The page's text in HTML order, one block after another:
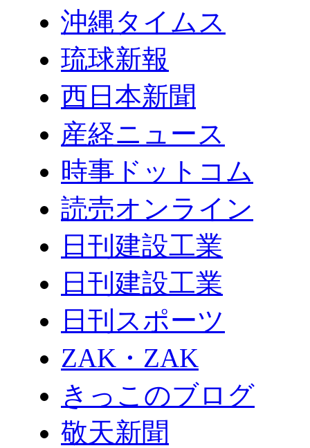
沖縄タイムス
琉球新報
西日本新聞
産経ニュース
時事ドットコム
読売オンライン
日刊建設工業
日刊建設工業
日刊スポーツ
ZAK・ZAK
きっこのブログ
敬天新聞